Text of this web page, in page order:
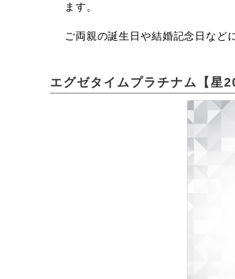
ます。
ご両親の誕生日や結婚記念日など
エグゼタイムプラチナム【星